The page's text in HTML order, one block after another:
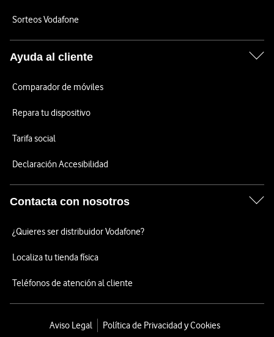
Sorteos Vodafone
Ayuda al cliente
Comparador de móviles
Repara tu dispositivo
Tarifa social
Declaración Accesibilidad
Contacta con nosotros
¿Quieres ser distribuidor Vodafone?
Localiza tu tienda física
Teléfonos de atención al cliente
Aviso Legal
Política de Privacidad y Cookies